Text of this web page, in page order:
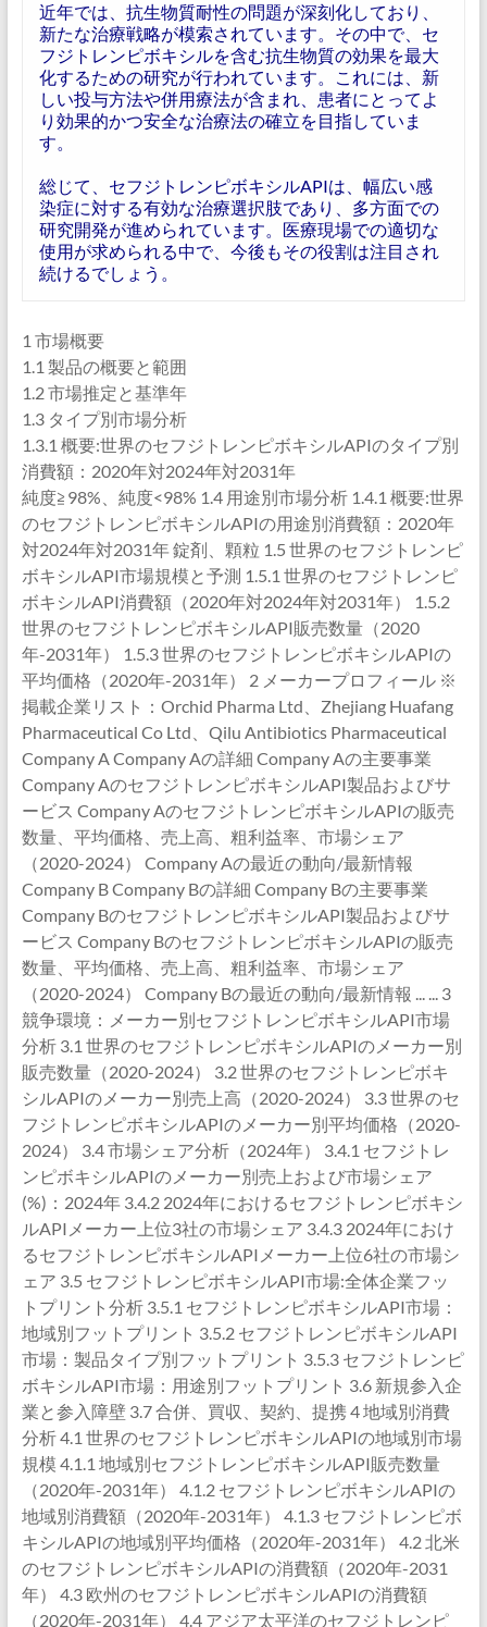
近年では、抗生物質耐性の問題が深刻化しており、
新たな治療戦略が模索されています。その中で、セ
フジトレンピボキシルを含む抗生物質の効果を最大
化するための研究が行われています。これには、新
しい投与方法や併用療法が含まれ、患者にとってよ
り効果的かつ安全な治療法の確立を目指していま
す。
総じて、セフジトレンピボキシルAPIは、幅広い感
染症に対する有効な治療選択肢であり、多方面での
研究開発が進められています。医療現場での適切な
使用が求められる中で、今後もその役割は注目され
続けるでしょう。
1 市場概要
1.1 製品の概要と範囲
1.2 市場推定と基準年
1.3 タイプ別市場分析
1.3.1 概要:世界のセフジトレンピボキシルAPIのタイプ別
消費額：2020年対2024年対2031年
純度≧98%、純度<98% 1.4 用途別市場分析 1.4.1 概要:世界
のセフジトレンピボキシルAPIの用途別消費額：2020年
対2024年対2031年 錠剤、顆粒 1.5 世界のセフジトレンピ
ボキシルAPI市場規模と予測 1.5.1 世界のセフジトレンピ
ボキシルAPI消費額（2020年対2024年対2031年） 1.5.2
世界のセフジトレンピボキシルAPI販売数量（2020
年-2031年） 1.5.3 世界のセフジトレンピボキシルAPIの
平均価格（2020年-2031年） 2 メーカープロフィール ※
掲載企業リスト：Orchid Pharma Ltd、Zhejiang Huafang
Pharmaceutical Co Ltd、Qilu Antibiotics Pharmaceutical
Company A Company Aの詳細 Company Aの主要事業
Company AのセフジトレンピボキシルAPI製品およびサ
ービス Company AのセフジトレンピボキシルAPIの販売
数量、平均価格、売上高、粗利益率、市場シェア
（2020-2024） Company Aの最近の動向/最新情報
Company B Company Bの詳細 Company Bの主要事業
Company BのセフジトレンピボキシルAPI製品およびサ
ービス Company BのセフジトレンピボキシルAPIの販売
数量、平均価格、売上高、粗利益率、市場シェア
（2020-2024） Company Bの最近の動向/最新情報 ... ... 3
競争環境：メーカー別セフジトレンピボキシルAPI市場
分析 3.1 世界のセフジトレンピボキシルAPIのメーカー別
販売数量（2020-2024） 3.2 世界のセフジトレンピボキ
シルAPIのメーカー別売上高（2020-2024） 3.3 世界のセ
フジトレンピボキシルAPIのメーカー別平均価格（2020-
2024） 3.4 市場シェア分析（2024年） 3.4.1 セフジトレ
ンピボキシルAPIのメーカー別売上および市場シェア
(%)：2024年 3.4.2 2024年におけるセフジトレンピボキシ
ルAPIメーカー上位3社の市場シェア 3.4.3 2024年におけ
るセフジトレンピボキシルAPIメーカー上位6社の市場シ
ェア 3.5 セフジトレンピボキシルAPI市場:全体企業フッ
トプリント分析 3.5.1 セフジトレンピボキシルAPI市場：
地域別フットプリント 3.5.2 セフジトレンピボキシルAPI
市場：製品タイプ別フットプリント 3.5.3 セフジトレンピ
ボキシルAPI市場：用途別フットプリント 3.6 新規参入企
業と参入障壁 3.7 合併、買収、契約、提携 4 地域別消費
分析 4.1 世界のセフジトレンピボキシルAPIの地域別市場
規模 4.1.1 地域別セフジトレンピボキシルAPI販売数量
（2020年-2031年） 4.1.2 セフジトレンピボキシルAPIの
地域別消費額（2020年-2031年） 4.1.3 セフジトレンピボ
キシルAPIの地域別平均価格（2020年-2031年） 4.2 北米
のセフジトレンピボキシルAPIの消費額（2020年-2031
年） 4.3 欧州のセフジトレンピボキシルAPIの消費額
（2020年-2031年） 4.4 アジア太平洋のセフジトレンピ